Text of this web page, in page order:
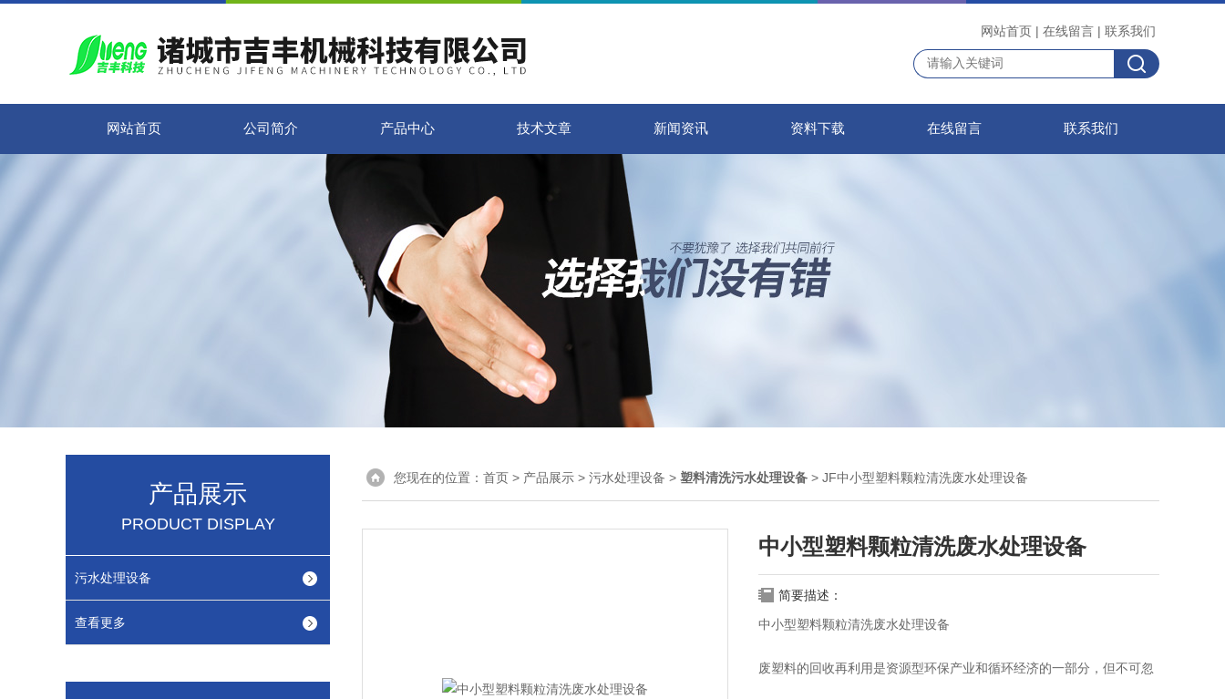
网站首页 | 在线留言 | 联系我们
网站首页 公司简介 产品中心 技术文章 新闻资讯 资料下载 在线留言 联系我们
产品展示
PRODUCT DISPLAY
污水处理设备
查看更多
您现在的位置： 首页 > 产品展示 > 污水处理设备 > 塑料清洗污水处理设备 > JF中小型塑料颗粒清洗废水处理设备
中小型塑料颗粒清洗废水处理设备
简要描述：
中小型塑料颗粒清洗废水处理设备
废塑料的回收再利用是资源型环保产业和循环经济的一部分，但不可忽